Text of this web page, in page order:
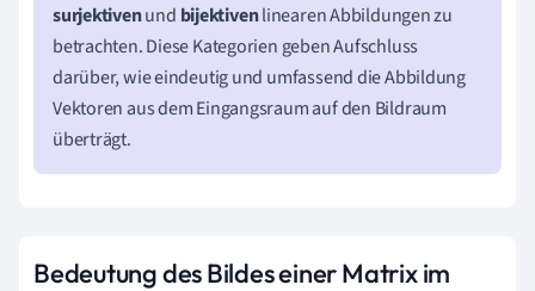
surjektivenund bijektivenlinearen Abbildungen zu
betrachten. Diese Kategorien geben Aufschluss
darüber, wie eindeutig und umfassend die Abbildung
Vektoren aus dem Eingangsraum auf den Bildraum
überträgt.
Bedeutung des Bildes einer Matrix im